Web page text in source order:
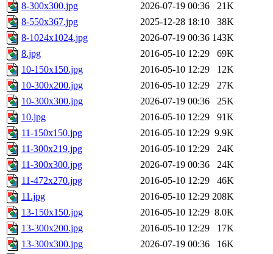
8-300x300.jpg
2026-07-19 00:36
21K
8-550x367.jpg
2025-12-28 18:10
38K
8-1024x1024.jpg
2026-07-19 00:36 143K
8.jpg
2016-05-10 12:29
69K
10-150x150.jpg
2016-05-10 12:29
12K
10-300x200.jpg
2016-05-10 12:29
27K
10-300x300.jpg
2026-07-19 00:36
25K
10.jpg
2016-05-10 12:29
91K
11-150x150.jpg
2016-05-10 12:29 9.9K
11-300x219.jpg
2016-05-10 12:29
24K
11-300x300.jpg
2026-07-19 00:36
24K
11-472x270.jpg
2016-05-10 12:29
46K
11.jpg
2016-05-10 12:29 208K
13-150x150.jpg
2016-05-10 12:29 8.0K
13-300x200.jpg
2016-05-10 12:29
17K
13-300x300.jpg
2026-07-19 00:36
16K